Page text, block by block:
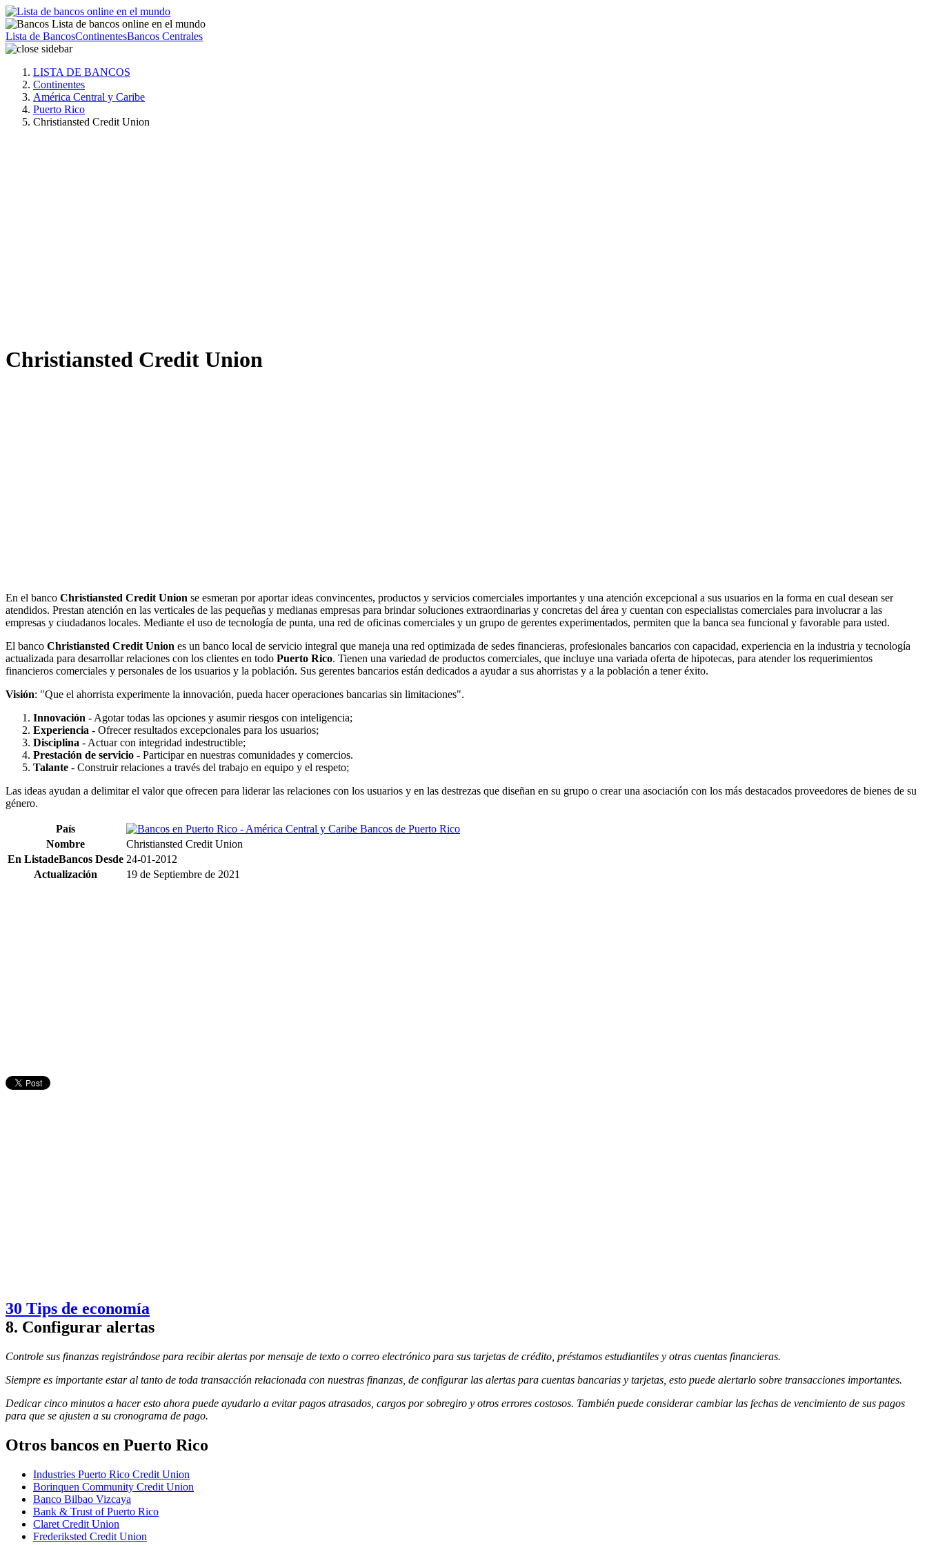
Lista de bancos online en el mundo
Lista de BancosContinentesBancos Centrales
LISTA DE BANCOS
Continentes
América Central y Caribe
Puerto Rico
Christiansted Credit Union
Christiansted Credit Union
En el banco Christiansted Credit Union se esmeran por aportar ideas convincentes, productos y servicios comerciales importantes y una atención excepcional a sus usuarios en la forma en cual desean ser
atendidos. Prestan atención en las verticales de las pequeñas y medianas empresas para brindar soluciones extraordinarias y concretas del área y cuentan con especialistas comerciales para involucrar a las
empresas y ciudadanos locales. Mediante el uso de tecnología de punta, una red de oficinas comerciales y un grupo de gerentes experimentados, permiten que la banca sea funcional y favorable para usted.
El banco Christiansted Credit Union es un banco local de servicio integral que maneja una red optimizada de sedes financieras, profesionales bancarios con capacidad, experiencia en la industria y tecnología
actualizada para desarrollar relaciones con los clientes en todo Puerto Rico. Tienen una variedad de productos comerciales, que incluye una variada oferta de hipotecas, para atender los requerimientos
financieros comerciales y personales de los usuarios y la población. Sus gerentes bancarios están dedicados a ayudar a sus ahorristas y a la población a tener éxito.
Visión: "Que el ahorrista experimente la innovación, pueda hacer operaciones bancarias sin limitaciones".
Innovación - Agotar todas las opciones y asumir riesgos con inteligencia;
Experiencia - Ofrecer resultados excepcionales para los usuarios;
Disciplina - Actuar con integridad indestructible;
Prestación de servicio - Participar en nuestras comunidades y comercios.
Talante - Construir relaciones a través del trabajo en equipo y el respeto;
Las ideas ayudan a delimitar el valor que ofrecen para liderar las relaciones con los usuarios y en las destrezas que diseñan en su grupo o crear una asociación con los más destacados proveedores de bienes de su
género.
País
Bancos de Puerto Rico
Nombre
Christiansted Credit Union
En ListadeBancos Desde 24-01-2012
Actualización
19 de Septiembre de 2021
30 Tips de economía
8. Configurar alertas
Controle sus finanzas registrándose para recibir alertas por mensaje de texto o correo electrónico para sus tarjetas de crédito, préstamos estudiantiles y otras cuentas financieras.
Siempre es importante estar al tanto de toda transacción relacionada con nuestras finanzas, de configurar las alertas para cuentas bancarias y tarjetas, esto puede alertarlo sobre transacciones importantes.
Dedicar cinco minutos a hacer esto ahora puede ayudarlo a evitar pagos atrasados, cargos por sobregiro y otros errores costosos. También puede considerar cambiar las fechas de vencimiento de sus pagos
para que se ajusten a su cronograma de pago.
Otros bancos en Puerto Rico
Industries Puerto Rico Credit Union
Borinquen Community Credit Union
Banco Bilbao Vizcaya
Bank & Trust of Puerto Rico
Claret Credit Union
Frederiksted Credit Union